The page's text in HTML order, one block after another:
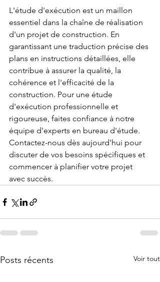
L'étude d'exécution est un maillon
essentiel dans la chaîne de réalisation
d'un projet de construction. En
garantissant une traduction précise des
plans en instructions détaillées, elle
contribue à assurer la qualité, la
cohérence et l'efficacité de la
construction. Pour une étude
d'exécution professionnelle et
rigoureuse, faites confiance à notre
équipe d'experts en bureau d'étude.
Contactez-nous dès aujourd'hui pour
discuter de vos besoins spécifiques et
commencer à planifier votre projet
avec succès.
Posts récents Voir tout